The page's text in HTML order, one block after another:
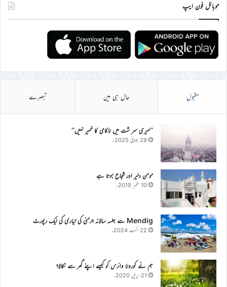
موبائل فون ایپ
مقبول حال ہی میں تبصرے
’’میری سر شت میں ناکامی کا خمیر نہیں‘‘
29 جولائی 2025ء
مومن دلیر اور شجاع ہوتا ہے
10 ستمبر 2019ء
Mendig سے جلسہ سالانہ جرمنی کی تیاری کی ایک رپورٹ
22 اگست 2024ء
ہم نے کورونا وائرس کو کیسے اپنے گھر سے نکالا؟
21 اپریل 2020ء